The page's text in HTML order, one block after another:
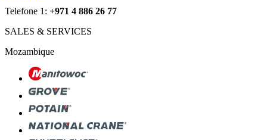
Telefone 1: +971 4 886 26 77
SALES & SERVICES
Mozambique